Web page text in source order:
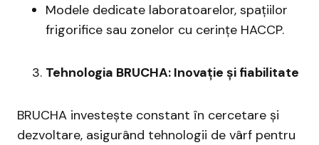
Modele dedicate laboratoarelor, spațiilor
frigorifice sau zonelor cu cerințe HACCP.
Tehnologia BRUCHA: Inovație și fiabilitate
BRUCHA investește constant în cercetare și
dezvoltare, asigurând tehnologii de vârf pentru